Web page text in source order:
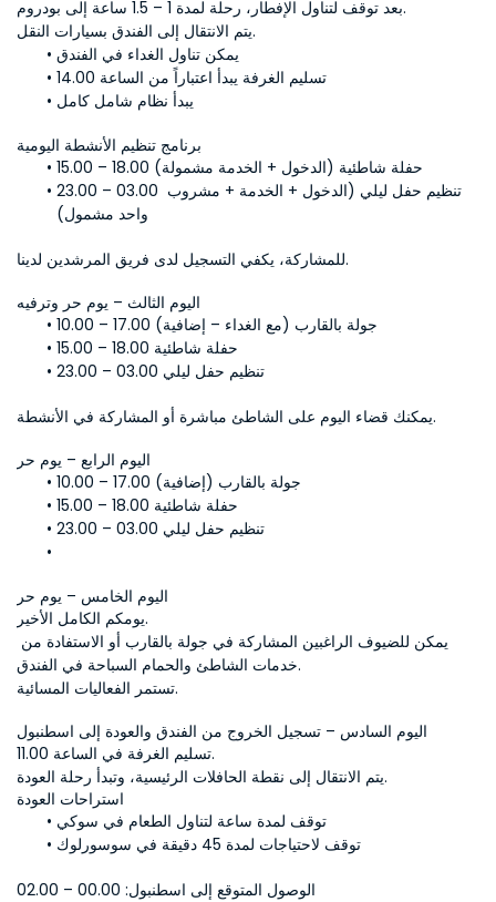
بعد توقف لتناول الإفطار، رحلة لمدة 1 – 1.5 ساعة إلى بودروم.
يتم الانتقال إلى الفندق بسيارات النقل.
يمكن تناول الغداء في الفندق
تسليم الغرفة يبدأ اعتباراً من الساعة 14.00
يبدأ نظام شامل كامل
برنامج تنظيم الأنشطة اليومية
15.00 – 18.00 حفلة شاطئية (الدخول + الخدمة مشمولة)
23.00 – 03.00 تنظيم حفل ليلي (الدخول + الخدمة + مشروب
واحد مشمول)
للمشاركة، يكفي التسجيل لدى فريق المرشدين لدينا.
اليوم الثالث – يوم حر وترفيه
10.00 – 17.00 جولة بالقارب (مع الغداء – إضافية)
15.00 – 18.00 حفلة شاطئية
23.00 – 03.00 تنظيم حفل ليلي
يمكنك قضاء اليوم على الشاطئ مباشرة أو المشاركة في الأنشطة.
اليوم الرابع – يوم حر
10.00 – 17.00 جولة بالقارب (إضافية)
15.00 – 18.00 حفلة شاطئية
23.00 – 03.00 تنظيم حفل ليلي
اليوم الخامس – يوم حر
يومكم الكامل الأخير.
خدمات الشاطئ والحمام السباحة في الفندق.
تستمر الفعاليات المسائية.
اليوم السادس – تسجيل الخروج من الفندق والعودة إلى اسطنبول
تسليم الغرفة في الساعة 11.00.
يتم الانتقال إلى نقطة الحافلات الرئيسية، وتبدأ رحلة العودة.
استراحات العودة
توقف لمدة ساعة لتناول الطعام في سوكي
توقف لاحتياجات لمدة 45 دقيقة في سوسورلوك
الوصول المتوقع إلى اسطنبول: 00.00 – 02.00